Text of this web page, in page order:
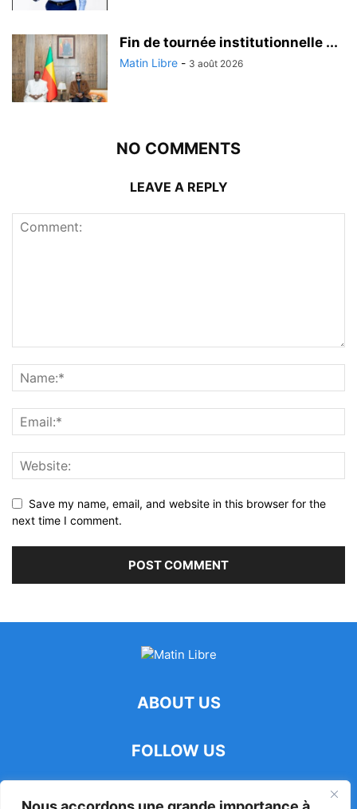
Fin de tournée institutionnelle ...
Matin Libre - 3 août 2026
NO COMMENTS
LEAVE A REPLY
Save my name, email, and website in this browser for the
next time I comment.
ABOUT US
FOLLOW US